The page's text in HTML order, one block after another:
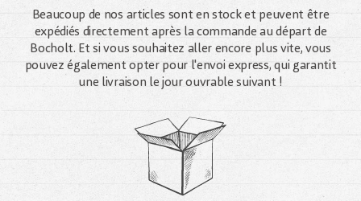
Beaucoup de nos articles sont en stock et peuvent être
expédiés directement après la commande au départ de
Bocholt. Et si vous souhaitez aller encore plus vite, vous
pouvez également opter pour l'envoi express, qui garantit
une livraison le jour ouvrable suivant !